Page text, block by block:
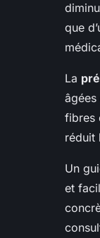
que
La
fibres
réduit
Un
et